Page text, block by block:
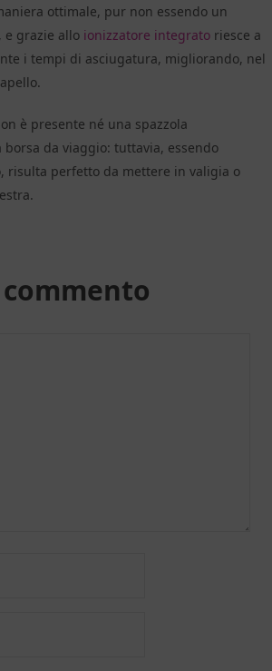
ottimale, pur non essendo un
e grazie allo ionizzatore integrato riesce a
i tempi di asciugatura, migliorando, nel
è presente né una spazzola
da viaggio: tuttavia, essendo
risulta perfetto da mettere in valigia o